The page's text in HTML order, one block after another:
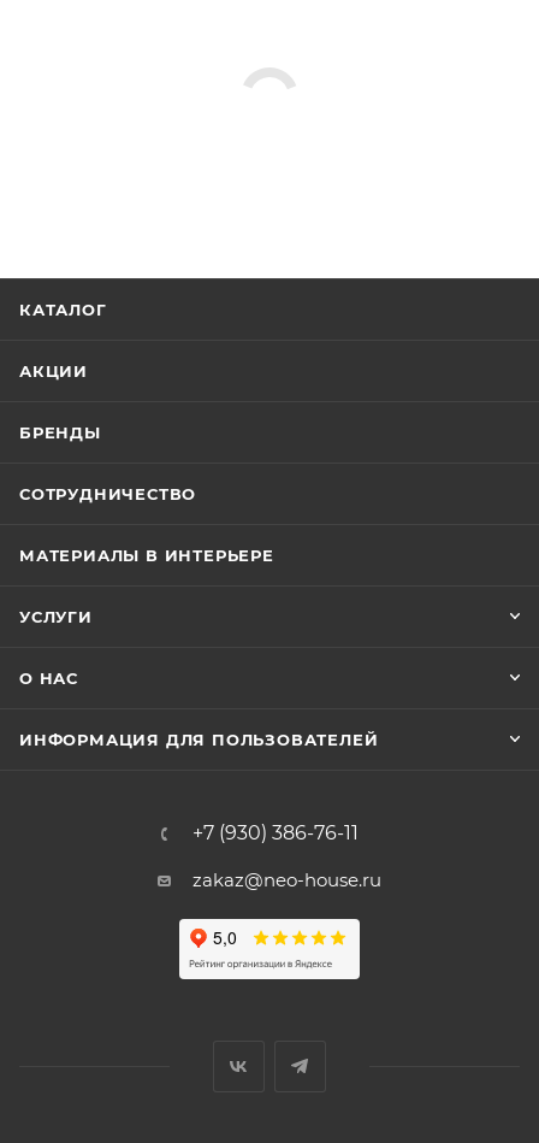
КАТАЛОГ
АКЦИИ
БРЕНДЫ
СОТРУДНИЧЕСТВО
МАТЕРИАЛЫ В ИНТЕРЬЕРЕ
УСЛУГИ
О НАС
ИНФОРМАЦИЯ ДЛЯ ПОЛЬЗОВАТЕЛЕЙ
+7 (930) 386-76-11
zakaz@neo-house.ru